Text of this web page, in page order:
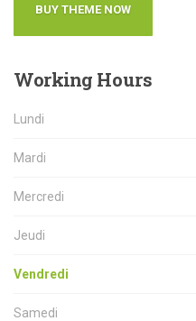
BUY THEME NOW
Working Hours
Lundi
Mardi
Mercredi
Jeudi
Vendredi
Samedi